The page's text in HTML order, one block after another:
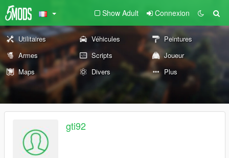
Show Adult Connexion
Utilitaires Véhicules
Peintures
Armes
Scripts
Joueur
Maps
Divers Plus
gti92